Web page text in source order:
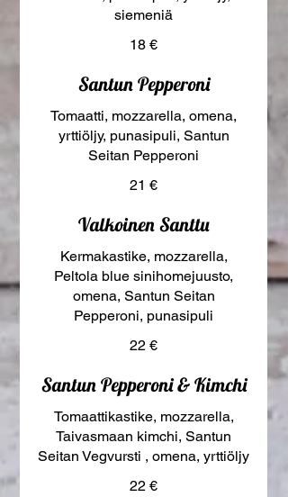
siemeniä
18 €
Santun Pepperoni
Tomaatti, mozzarella, omena,
yrttiöljy, punasipuli, Santun
Seitan Pepperoni
21 €
Valkoinen Santtu
Kermakastike, mozzarella,
Peltola blue sinihomejuusto,
omena, Santun Seitan
Pepperoni, punasipuli
22 €
Santun Pepperoni & Kimchi
Tomaattikastike, mozzarella,
Taivasmaan kimchi, Santun
Seitan Vegvursti , omena, yrttiöljy
22 €